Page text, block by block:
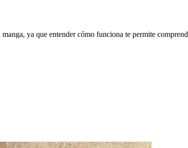
ya que entender cómo funciona te permite